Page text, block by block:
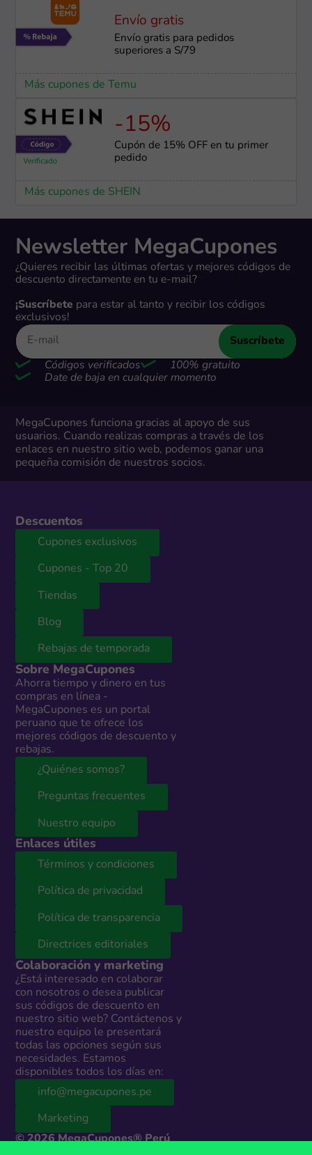
Envío gratis
Envío gratis para pedidos
superiores a S/79
Más cupones de Temu
-15%
Cupón de 15% OFF en tu primer
pedido
Más cupones de SHEIN
Newsletter MegaCupones
¿Quieres recibir las últimas ofertas y mejores códigos de
descuento directamente en tu e-mail?
¡Suscríbete para estar al tanto y recibir los códigos
exclusivos!
Suscríbete
Códigos verificados
100% gratuito
Date de baja en cualquier momento
MegaCupones funciona gracias al apoyo de sus
usuarios. Cuando realizas compras a través de los
enlaces en nuestro sitio web, podemos ganar una
pequeña comisión de nuestros socios.
Descuentos
Cupones exclusivos
Cupones - Top 20
Tiendas
Blog
Rebajas de temporada
Sobre MegaCupones
Ahorra tiempo y dinero en tus
compras en línea -
MegaCupones es un portal
peruano que te ofrece los
mejores códigos de descuento y
rebajas.
¿Quiénes somos?
Preguntas frecuentes
Nuestro equipo
Enlaces útiles
Términos y condiciones
Política de privacidad
Política de transparencia
Directrices editoriales
Colaboración y marketing
¿Está interesado en colaborar
con nosotros o desea publicar
sus códigos de descuento en
nuestro sitio web? Contáctenos y
nuestro equipo le presentará
todas las opciones según sus
necesidades. Estamos
disponibles todos los días en:
info@megacupones.pe
Marketing
© 2026 MegaCupones® Perú